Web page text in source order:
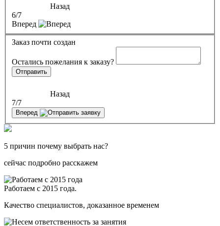
Назад
6/7
Вперед
Заказ почти создан
Остались пожелания к заказу?
Отправить
Назад
7/7
Вперед
5 причин почему выбрать нас?
сейчас подробно расскажем
Работаем с 2015 года.
Качество специалистов, доказанное временем